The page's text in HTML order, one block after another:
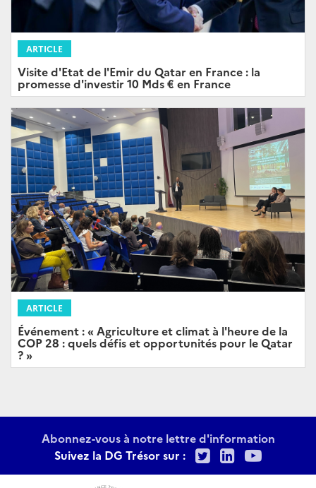
ARTICLE
Visite d'Etat de l'Emir du Qatar en France : la
promesse d'investir 10 Mds € en France
ARTICLE
Événement : « Agriculture et climat à l'heure de la
COP 28 : quels défis et opportunités pour le Qatar
? »
Abonnez-vous à notre lettre d'information
Suivez la DG Trésor sur :
TwitterLinkedIn